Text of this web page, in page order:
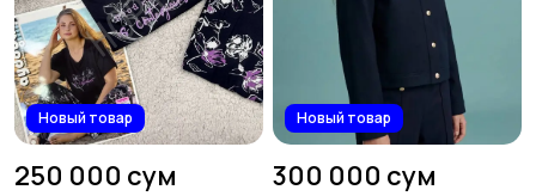
Новый товар
250 000 сум
Новый товар
300 000 сум